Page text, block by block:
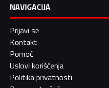
NAVIGACIJA
Prijavi se
Kontakt
Pomoć
Uslovi korišćenja
Politika privatnosti